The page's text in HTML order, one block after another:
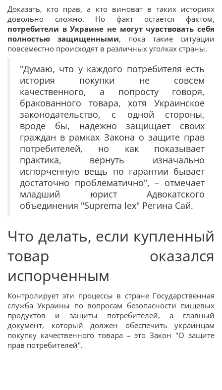
Доказать, кто прав, а кто виноват в таких историях
довольно сложно. Но факт остается фактом,
потребители в Украине не могут чувствовать себя
полностью защищенными, пока такие ситуации
повсеместно происходят в различных уголках страны.
"Думаю, что у каждого потребителя есть
история покупки не совсем
качественного, а попросту говоря,
бракованного товара, хотя Украинское
законодательство, с одной стороны,
вроде бы, надежно защищает своих
граждан в рамках Закона о защите прав
потребителей, но как показывает
практика, вернуть изначально
испорченную вещь по гарантии бывает
достаточно проблематично", – отмечает
младший юрист Адвокатского
объединения "Suprema lex" Регина Сай.
Что делать, если купленный
товар оказался
испорченным
Контролирует эти процессы в стране Государственная
служба Украины по вопросам безопасности пищевых
продуктов и защиты потребителей, а главный
документ, который должен обеспечить украинцам
покупку качественного товара – это Закон "О защите
прав потребителей".